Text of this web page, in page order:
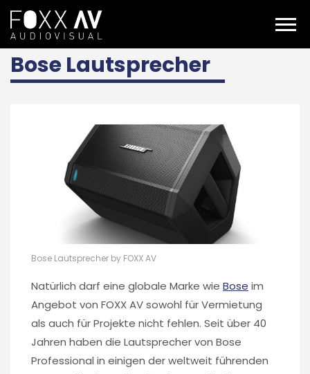
DE bose lautsprecher
Bose Lautsprecher
Bose Lautsprecher by FOXX AV
Natürlich darf eine globale Marke wie Bose im
Angebot von FOXX AV sowohl für Vermietung
als auch für Projekte nicht fehlen. Seit über 40
Jahren haben die Lautsprecher von Bose
Professional in einigen der weltweit führenden